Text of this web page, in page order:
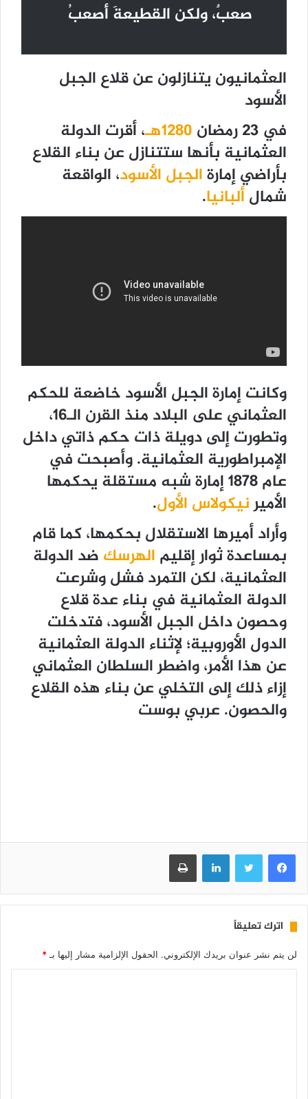
صعبٌ، ولكن القطيعةَ أصعبُ
العثمانيون يتنازلون عن قلاع الجبل
الأسود
في 23 رمضان
1280هـ
، أقرت الدولة
العثمانية بأنها ستتنازل عن بناء القلاع
بأراضي إمارةالجبل الأسود، الواقعة
شمالألبانيا.
وكانت إمارة الجبل الأسود خاضعة للحكم
العثماني على البلاد منذ القرن الـ16،
وتطورت إلى دويلة ذات حكم ذاتي داخل
الإمبراطورية العثمانية. وأصبحت في
عام 1878 إمارة شبه مستقلة يحكمها
الأميرنيكولاس الأول.
وأراد أميرها الاستقلال بحكمها، كما قام
بمساعدة ثوار إقليم الهرسك ضد الدولة
العثمانية، لكن التمرد فشل وشرعت
الدولة العثمانية في بناء عدة قلاع
وحصون داخل الجبل الأسود، فتدخلت
الدول الأوروبية؛ لإثناء الدولة العثمانية
عن هذا الأمر، واضطر السلطان العثماني
إزاء ذلك إلى التخلي عن بناء هذه القلاع
والحصون. عربي بوست
فيسبوك تويتر لينكدإن طباعة
اترك تعليقاً
لن يتم نشر عنوان بريدك الإلكتروني. الحقول الإلزامية مشار إليها بـ*